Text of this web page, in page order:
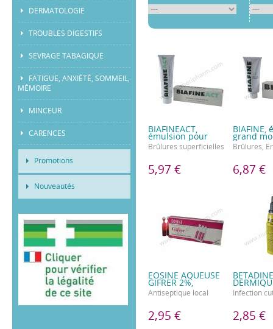
DERMATOLOGIE
TROUBLES DIGESTIFS
SEVRAGE TABAGIQUE
FATIGUE, ANXIÉTÉ, SOMMEIL,
MÉMOIRE
MINCEUR
CARENCES
Promotions
Nouveautés
BIAFINEACT,
émulsion pour
Brûlures superficielles
5,97 €
BIAFINE,
grand
Brûlures,
6,87 €
EOSINE AQUEUSE
GIFRER 2%,
Antiseptique local
2,95 €
BETADINE
Infection
2,85 €